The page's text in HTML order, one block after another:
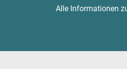
Alle Informationen